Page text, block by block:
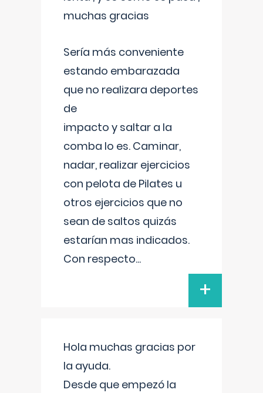
muchas gracias
Sería más conveniente
estando embarazada
que no realizara deportes
de
impacto y saltar a la
comba lo es. Caminar,
nadar, realizar ejercicios
con pelota de Pilates u
otros ejercicios que no
sean de saltos quizás
estarían mas indicados.
Con respecto...
+
Hola muchas gracias por
la ayuda.
Desde que empezó la